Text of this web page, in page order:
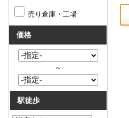
売り倉庫・工場
価格
～
駅徒歩